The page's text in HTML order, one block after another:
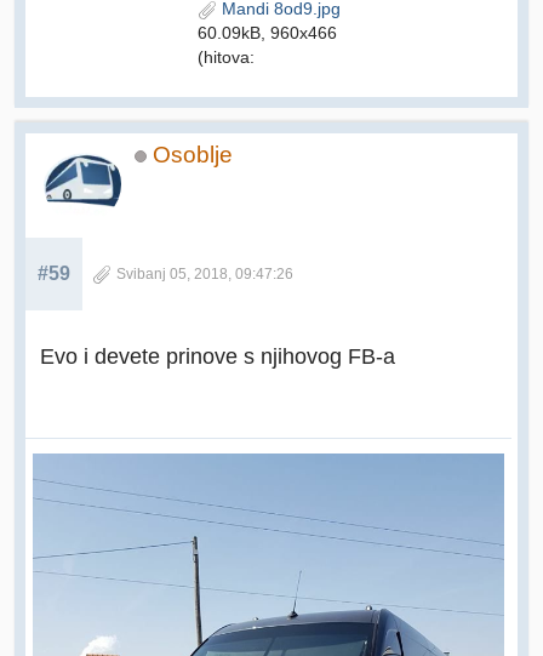
Mandi 8od9.jpg
60.09kB, 960x466
(hitova:
Osoblje
#59 Svibanj 05, 2018, 09:47:26
Evo i devete prinove s njihovog FB-a